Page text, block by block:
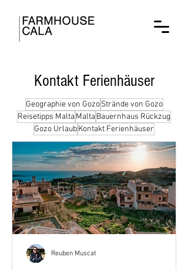
Kontakt Ferienhäuser
Geographie von Gozo Strände von Gozo
Reisetipps Malta Malta Bauernhaus Rückzug
Gozo UrlaubKontakt Ferienhäuser
Reuben Muscat